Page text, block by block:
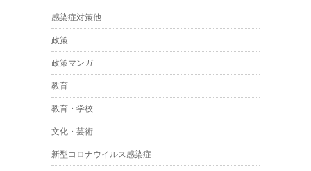
感染症対策他
政策
政策マンガ
教育
教育・学校
文化・芸術
新型コロナウイルス感染症